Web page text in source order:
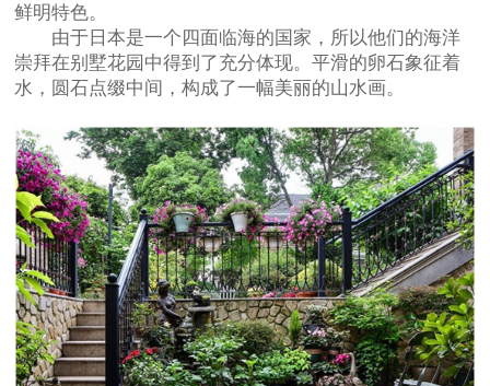
鲜明特色。
由于日本是一个四面临海的国家，所以他们的海洋
崇拜在别墅花园中得到了充分体现。平滑的卵石象征着
水，圆石点缀中间，构成了一幅美丽的山水画。